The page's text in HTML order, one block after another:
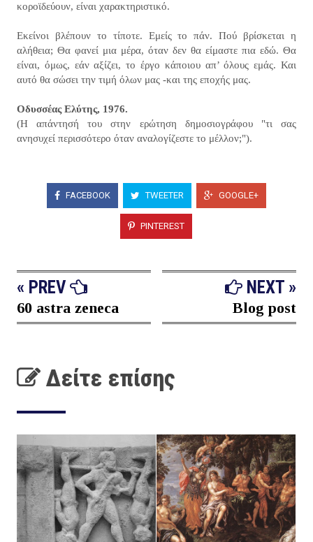
κοροϊδεύουν, είναι χαρακτηριστικό.
Εκείνοι βλέπουν το τίποτε. Εμείς το πάν. Πού βρίσκεται η
αλήθεια; Θα φανεί μια μέρα, όταν δεν θα είμαστε πια εδώ. Θα
είναι, όμως, εάν αξίζει, το έργο κάποιου απ’ όλους εμάς. Και
αυτό θα σώσει την τιμή όλων μας -και της εποχής μας.
Οδυσσέας Ελύτης, 1976.
(Η απάντησή του στην ερώτηση δημοσιογράφου "τι σας
ανησυχεί περισσότερο όταν αναλογίζεστε το μέλλον;").
FACEBOOK TWEETER GOOGLE+
PINTEREST
« PREV
60 astra zeneca
NEXT »
Blog post
Δείτε επίσης